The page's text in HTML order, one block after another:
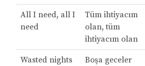
All I need, all I
need
Tüm ihtiyacım
olan, tüm
ihtiyacım olan
Wasted nights Boşa geceler